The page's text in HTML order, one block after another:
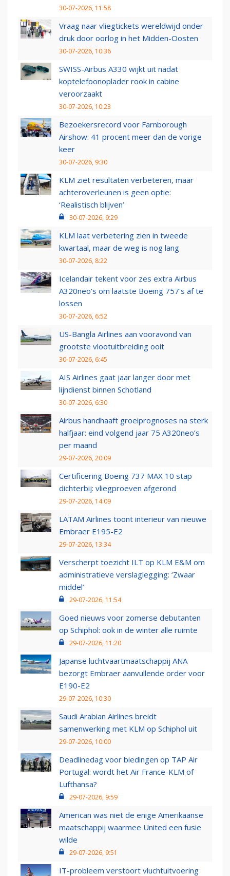
30-07-2026, 11:58
Vraag naar vliegtickets wereldwijd onder
druk door oorlog in het Midden-Oosten
30-07-2026, 10:36
SWISS-Airbus A330 wijkt uit nadat
koptelefoonoplader rook in cabine
veroorzaakt
30-07-2026, 10:23
Bezoekersrecord voor Farnborough
Airshow: 41 procent meer dan de vorige
keer
30-07-2026, 9:30
KLM ziet resultaten verbeteren, maar
achteroverleunen is geen optie:
‘Realistisch blijven’
30-07-2026, 9:29
KLM laat verbetering zien in tweede
kwartaal, maar de weg is nog lang
30-07-2026, 8:22
Icelandair tekent voor zes extra Airbus
A320neo's om laatste Boeing 757's af te
lossen
30-07-2026, 6:52
US-Bangla Airlines aan vooravond van
grootste vlootuitbreiding ooit
30-07-2026, 6:45
AIS Airlines gaat jaar langer door met
lijndienst binnen Schotland
30-07-2026, 6:30
Airbus handhaaft groeiprognoses na sterk
halfjaar: eind volgend jaar 75 A320neo’s
per maand
29-07-2026, 20:09
Certificering Boeing 737 MAX 10 stap
dichterbij: vliegproeven afgerond
29-07-2026, 14:09
LATAM Airlines toont interieur van nieuwe
Embraer E195-E2
29-07-2026, 13:34
Verscherpt toezicht ILT op KLM E&M om
administratieve verslaglegging: ‘Zwaar
middel’
29-07-2026, 11:54
Goed nieuws voor zomerse debutanten
op Schiphol: ook in de winter alle ruimte
29-07-2026, 11:20
Japanse luchtvaartmaatschappij ANA
bezorgt Embraer aanvullende order voor
E190-E2
29-07-2026, 10:30
Saudi Arabian Airlines breidt
samenwerking met KLM op Schiphol uit
29-07-2026, 10:00
Deadlinedag voor biedingen op TAP Air
Portugal: wordt het Air France-KLM of
Lufthansa?
29-07-2026, 9:59
American was niet de enige Amerikaanse
maatschappij waarmee United een fusie
wilde
29-07-2026, 9:51
IT-probleem verstoort vluchtuitvoering